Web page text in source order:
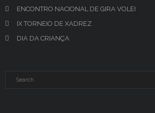
ENCONTRO NACIONAL DE GIRA VOLEI
IX TORNEIO DE XADREZ
DIA DA CRIANÇA